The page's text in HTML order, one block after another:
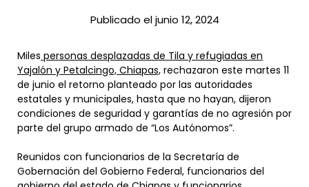
Publicado el junio 12, 2024
Miles personas desplazadas de Tila y refugiadas en
Yajalón y Petalcingo, Chiapas, rechazaron este martes 11
de junio el retorno planteado por las autoridades
estatales y municipales, hasta que no hayan, dijeron
condiciones de seguridad y garantías de no agresión por
parte del grupo armado de “Los Autónomos”.
Reunidos con funcionarios de la Secretaría de
Gobernación del Gobierno Federal, funcionarios del